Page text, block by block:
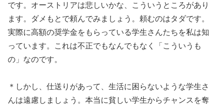
です。オーストリアは悲しいかな、こういうところがあり
ます。ダメもとで頼んでみましょう。頼むのはタダです。
実際に高額の奨学金をもらっている学生さんたちを私は知
っています。これは不正でもなんでもなく「こういうも
の」なのです。
＊しかし、仕送りがあって、生活に困らないような学生さ
んは遠慮しましょう。本当に貧しい学生からチャンスを奪